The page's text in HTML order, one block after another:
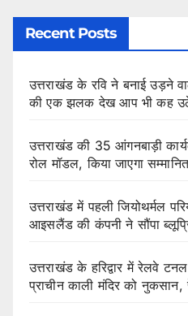
Recent Posts
उत्तराखंड के रवि ने बनाई उड़ने
की एक झलक देख आप भी कह
उत्तराखंड की 35 आंगनबाड़ी
रोल मॉडल, किया जाएगा
उत्तराखंड में पहली जियोथर्मल
आइसलैंड की कंपनी ने सौंपा
उत्तराखंड के हरिद्वार में रेलवे
प्राचीन काली मंदिर को नुकसान,